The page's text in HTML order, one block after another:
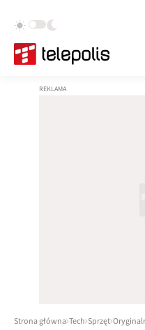
Strona główna Tech Sprzęt